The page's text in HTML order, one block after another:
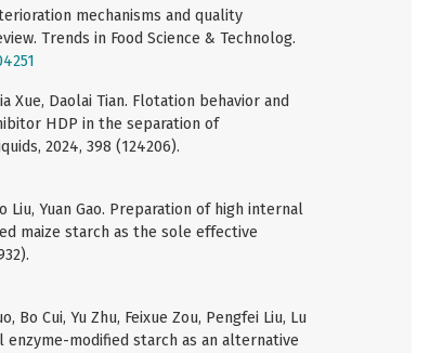
mechanisms and quality
Trends in Food Science & Technolog.
Xue, Daolai Tian. Flotation behavior and
HDP in the separation of
2024, 398 (124206).
Liu, Yuan Gao. Preparation of high internal
maize starch as the sole effective
Bo Cui, Yu Zhu, Feixue Zou, Pengfei Liu, Lu
modified starch as an alternative